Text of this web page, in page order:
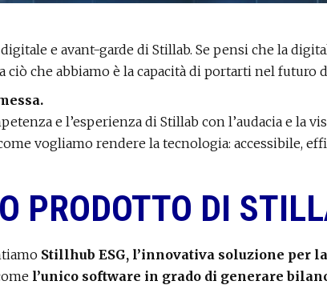
e avant-garde di Stillab. Se pensi che la
ciò che abbiamo è la capacità di portarti nel futuro
e l’esperienza di Stillab con l’audacia e la
vogliamo rendere la tecnologia: accessibile,
PRODOTTO DI
Stillhub ESG, l’innovativa soluzione per
l’unico software in grado di generare